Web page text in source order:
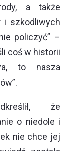
a także
i szkodliwych
policzyć” –
coś w historii
to nasza
że
o niedole i
nie chce jej